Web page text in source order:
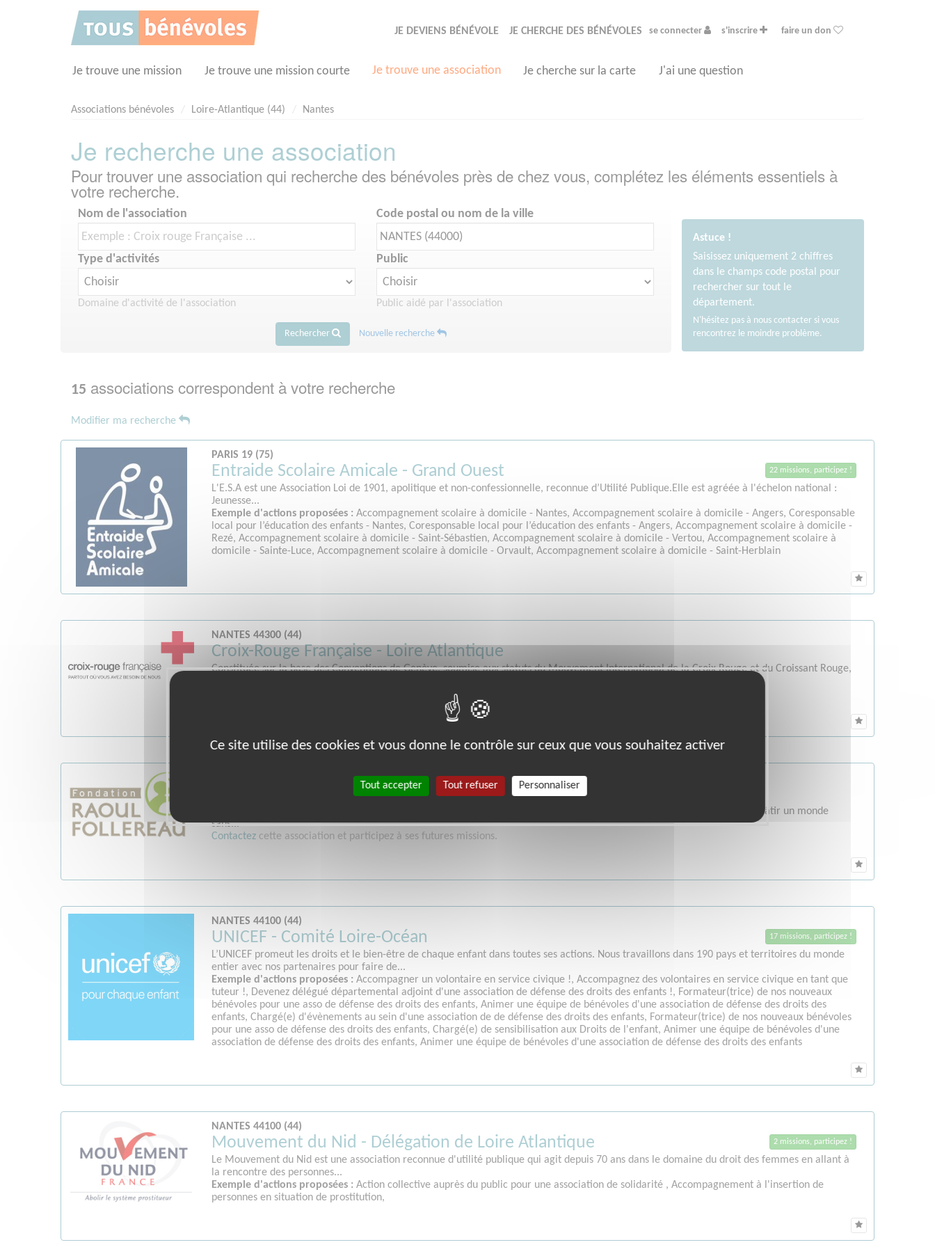
JE DEVIENS BÉNÉVOLE JE CHERCHE DES BÉNÉVOLES se connecter s'inscrire faire un don
Je trouve une mission Je trouve une mission courte Je trouve une association Je cherche sur la carte J'ai une question
Associations bénévoles Loire-Atlantique (44) Nantes
Je recherche une association
Pour trouver une association qui recherche des bénévoles près de chez vous, complétez les éléments essentiels à
votre recherche.
Nom de l'association Code postal ou nom de la ville
Type d'activités
Domaine d'activité de l'association
Public
Public aidé par l'association
Rechercher Nouvelle recherche
Astuce !
Saisissez uniquement 2 chiffres
dans le champs code postal pour
rechercher sur tout le
département.
N'hésitez pas à nous contactersi vous
rencontrez le moindre problème.
15 associations correspondent à votre recherche
Modifier ma recherche
PARIS 19 (75)
Entraide Scolaire Amicale - Grand Ouest 22 missions, participez !
L'E.S.A est une Association Loi de 1901, apolitique et non-confessionnelle, reconnue d’Utilité Publique.Elle est agréée à l'échelon national :
Jeunesse...
Exemple d'actions proposées :Accompagnement scolaire à domicile - Nantes, Accompagnement scolaire à domicile - Angers, Coresponsable
local pour l’éducation des enfants - Nantes, Coresponsable local pour l’éducation des enfants - Angers, Accompagnement scolaire à domicile -
Rezé, Accompagnement scolaire à domicile - Saint-Sébastien, Accompagnement scolaire à domicile - Vertou, Accompagnement scolaire à
domicile - Sainte-Luce, Accompagnement scolaire à domicile - Orvault, Accompagnement scolaire à domicile - Saint-Herblain
NANTES 44300 (44)
Croix-Rouge Française - Loire Atlantique
Constituée sur la base des Conventions de Genève, soumise aux statuts du Mouvement International de la Croix Rouge et du Croissant Rouge,
cette association et participez à ses futures missions.
Fondation Raoul Follereau - Région Ouest
Organisme caritatif privé, reconnu d’utilité publique, la Fondation Raoul Follereau poursuit le combat de son fondateur:«Bâtir un monde
sans...
Contactez cette association et participez à ses futures missions.
NANTES 44100 (44)
UNICEF - Comité Loire-Océan 17 missions, participez !
L’UNICEF promeut les droits et le bien-être de chaque enfant dans toutes ses actions. Nous travaillons dans 190 pays et territoires du monde
entier avec nos partenaires pour faire de...
Exemple d'actions proposées :Accompagner un volontaire en service civique !, Accompagnez des volontaires en service civique en tant que
tuteur !, Devenez délégué départemental adjoint d'une association de défense des droits des enfants !, Formateur(trice) de nos nouveaux
bénévoles pour une asso de défense des droits des enfants, Animer une équipe de bénévoles d'une association de défense des droits des
enfants, Chargé(e) d'évènements au sein d'une association de de défense des droits des enfants, Formateur(trice) de nos nouveaux bénévoles
pour une asso de défense des droits des enfants, Chargé(e) de sensibilisation aux Droits de l'enfant, Animer une équipe de bénévoles d'une
association de défense des droits des enfants, Animer une équipe de bénévoles d'une association de défense des droits des enfants
NANTES 44100 (44)
Mouvement du Nid - Délégation de Loire Atlantique 2 missions, participez !
Le Mouvement du Nid est une association reconnue d'utilité publique qui agit depuis 70 ans dans le domaine du droit des femmes en allant à
la rencontre des personnes...
Exemple d'actions proposées :Action collective auprès du public pour une association de solidarité , Accompagnement à l'insertion de
personnes en situation de prostitution,
Ce site utilise des cookies et vous donne le contrôle sur ceux que vous souhaitez activer
Tout accepter Tout refuser Personnaliser